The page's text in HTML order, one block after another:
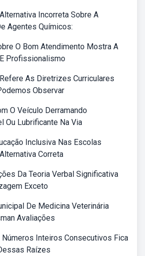
Incorreta Sobre A
Agentes Químicos:
O Bom Atendimento Mostra A
Profissionalismo
As Diretrizes Curriculares
Observar
O Veículo Derramando
Ou Lubrificante Na Via
Inclusiva Nas Escolas
Correta
Da Teoria Verbal Significativa
Exceto
De Medicina Veterinária
Avaliações
Números Inteiros Consecutivos Fica
Raízes